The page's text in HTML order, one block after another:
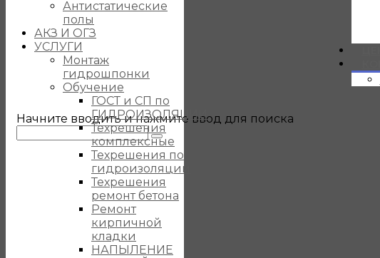
Начните вводить и нажмите ввод для поиска
Антистатические
полы
АКЗ И ОГЗ
УСЛУГИ
Монтаж
гидрошпонки
Обучение
ГОСТ и СП по
ГИДРОИЗОЛЯЦИИ
Техрешения
комплексные
Техрешения по
гидроизоляции
Техрешения
ремонт бетона
Ремонт
кирпичной
кладки
НАПЫЛЕНИЕ